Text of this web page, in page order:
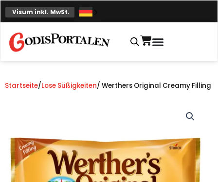
Zum
Inhalt
Visum inkl. MwSt.
Einkaufskorb
Startseite/Lose Süßigkeiten/ Werthers Original Creamy Filling